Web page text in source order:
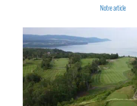
Notre article